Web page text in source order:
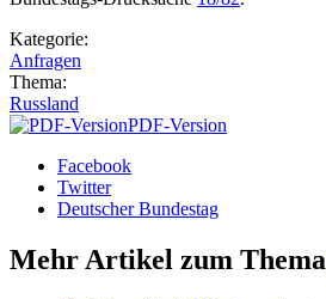
Kategorie:
Anfragen
Thema:
Russland
PDF-Version
Facebook
Twitter
Deutscher Bundestag
Mehr Artikel zum Thema